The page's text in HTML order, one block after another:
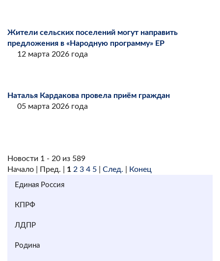
Жители сельских поселений могут направить
предложения в «Народную программу» ЕР
12 марта 2026 года
Наталья Кардакова провела приём граждан
05 марта 2026 года
Новости 1 - 20 из 589
Начало | Пред. | 1 2 3 4 5 След. Конец
Единая Россия
КПРФ
ЛДПР
Родина